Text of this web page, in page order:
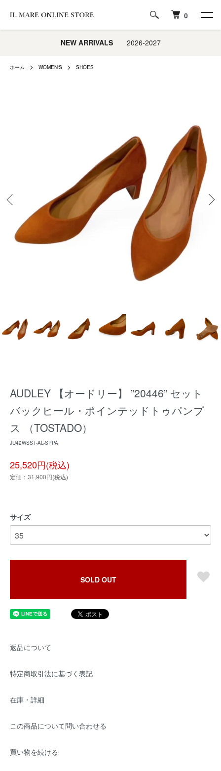
0
NEW ARRIVALS2026-2027
ホーム WOMEN'S SHOES
AUDLEY 【オードリー】 ”20446” セット
バックヒール・ポインテッドトゥパンプ
ス （TOSTADO）
JU42WSS1-AL-SPPA
25,520円(税込)
定価： 31,900円(税込)
サイズ
SOLD OUT
返品について
特定商取引法に基づく表記
在庫・詳細
この商品について問い合わせる
買い物を続ける